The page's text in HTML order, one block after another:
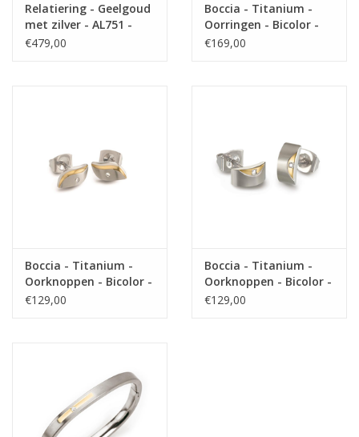
Relatiering - Geelgoud
met zilver - AL751 -
Diamant - 0.02 / H/Si -
€479,00
Boccia - Titanium -
Oorringen - Bicolor -
Diamant 0.02 crt
€169,00
Boccia - Titanium -
Oorknoppen - Bicolor -
Diamant
€129,00
Boccia - Titanium -
Oorknoppen - Bicolor -
Diamant
€129,00